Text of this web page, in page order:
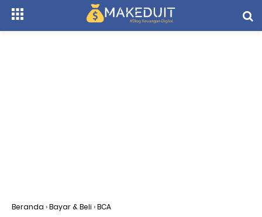
Beranda ›Bayar & Beli ›BCA